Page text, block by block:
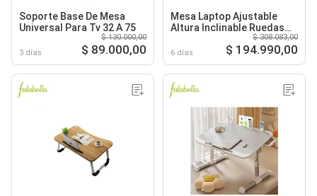
Soporte Base De Mesa
Universal Para Tv 32 A 75
3 días
$ 130.000,00
$ 89.000,00
Mesa Laptop Ajustable
Altura Inclinable Ruedas
6 días
$ 308.083,00
$ 194.990,00